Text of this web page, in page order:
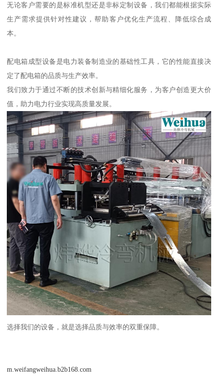
无论客户需要的是标准机型还是非标定制设备，我们都能根据实际
生产需求提供针对性建议，帮助客户优化生产流程、降低综合成
本。
配电箱成型设备是电力装备制造业的基础性工具，它的性能直接决
定了配电箱的品质与生产效率。
我们致力于通过不断的技术创新与精细化服务，为客户创造更大价
值，助力电力行业实现高质量发展。
选择我们的设备，就是选择品质与效率的双重保障。
m.weifangweihua.b2b168.com